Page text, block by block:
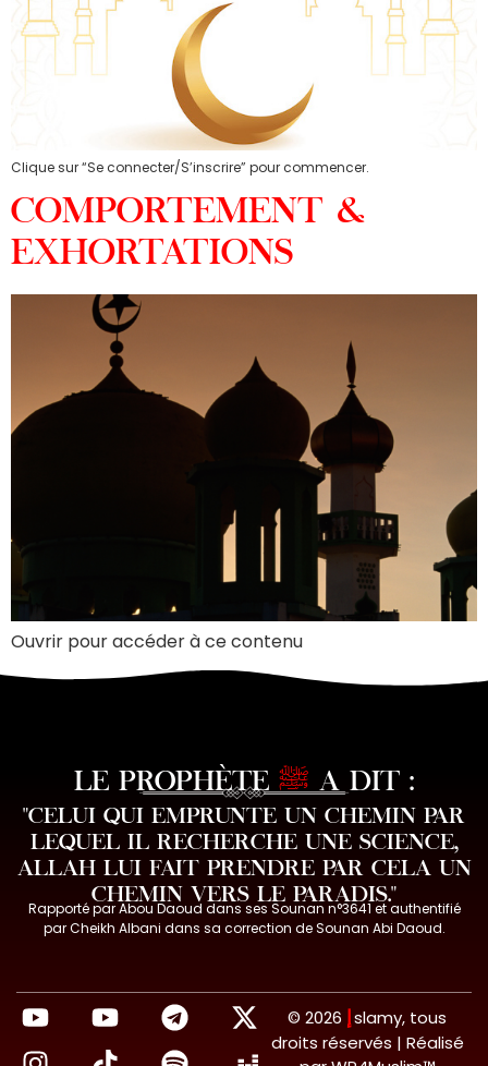
Clique sur “Se connecter/S’inscrire” pour commencer.
COMPORTEMENT &
EXHORTATIONS
Ouvrir pour accéder à ce contenu
LE PROPHÈTEﷺA DIT :
"CELUI QUI EMPRUNTE UN CHEMIN PAR
LEQUEL IL RECHERCHE UNE SCIENCE,
ALLAH LUI FAIT PRENDRE PAR CELA UN
CHEMIN VERS LE PARADIS."
Rapporté par Abou Daoud dans ses Sounan n°3641 et authentifié
par Cheikh Albani dans sa correction de Sounan Abi Daoud.
© 2026 إslamy, tous
droits réservés | Réalisé